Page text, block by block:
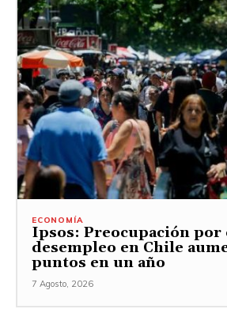
ECONOMÍA
Ipsos: Preocupación por
desempleo en Chile
puntos en un año
7 Agosto, 2026